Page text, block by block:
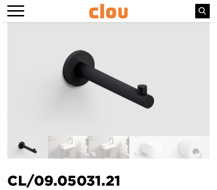
CL/09.05031.21